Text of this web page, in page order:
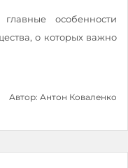
особенности
о которых важно
Автор: Антон Коваленко